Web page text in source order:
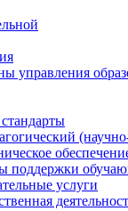
управления
поддержки
услуги